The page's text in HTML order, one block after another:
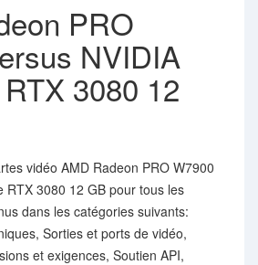
PRO
NVIDIA
3080 12
vidéo AMD Radeon PRO W7900
RTX 3080 12 GB pour tous les
dans les catégories suivants:
Sorties et ports de vidéo,
et exigences, Soutien API,